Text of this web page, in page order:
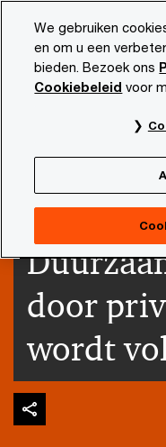
content
footer
PwC NL Actueel en
door
wordt
We gebruiken
en om u een
bieden. Bezoek ons
Cookiebeleid voor